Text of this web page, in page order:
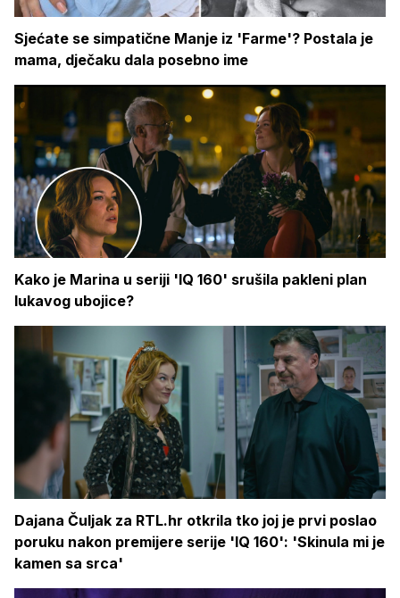
Sjećate se simpatične Manje iz 'Farme'? Postala je
mama, dječaku dala posebno ime
Kako je Marina u seriji 'IQ 160' srušila pakleni plan
lukavog ubojice?
Dajana Čuljak za RTL.hr otkrila tko joj je prvi poslao
poruku nakon premijere serije 'IQ 160': 'Skinula mi je
kamen sa srca'